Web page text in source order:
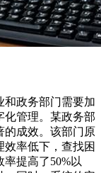
和政务部门需要加
化管理。某政务部
的成效。该部门原
率低下，查找困
提高了50%以